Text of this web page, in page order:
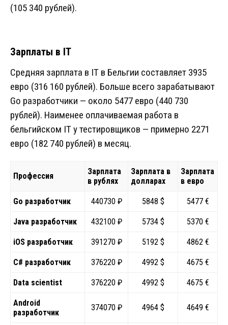
(105 340 рублей).
Зарплаты в IT
Средняя зарплата в IT в Бельгии составляет 3935
евро (316 160 рублей). Больше всего зарабатывают
Go разработчики — около 5477 евро (440 730
рублей). Наименее оплачиваемая работа в
бельгийском IT у тестировщиков — примерно 2271
евро (182 740 рублей) в месяц.
Профессия
Зарплата
в рублях
Зарплата в
долларах
Зарплата
в евро
Go разработчик 440730 ₽ 5848 $ 5477 €
Java разработчик 432100 ₽ 5734 $ 5370 €
iOS разработчик 391270 ₽ 5192 $ 4862 €
C# разработчик 376220 ₽ 4992 $ 4675 €
Data scientist 376220 ₽ 4992 $ 4675 €
Android
разработчик
374070 ₽ 4964 $ 4649 €